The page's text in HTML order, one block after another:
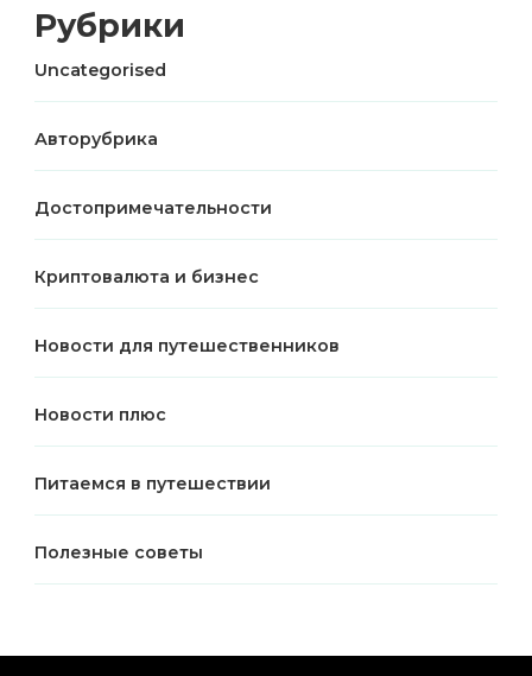
Рубрики
Uncategorised
Авторубрика
Достопримечательности
Криптовалюта и бизнес
Новости для путешественников
Новости плюс
Питаемся в путешествии
Полезные советы